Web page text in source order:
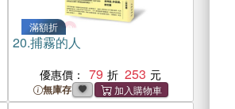
滿額折
20.捕霧的人
優惠價： 79 253
無庫存